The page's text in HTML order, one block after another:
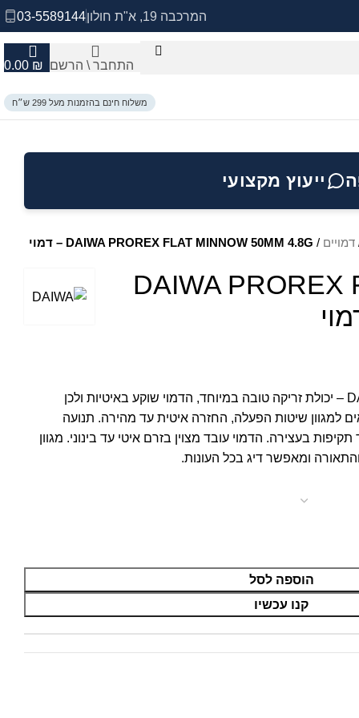
המרכבה 19, א"ת חולון 03-5589144
התחבר \ הרשם 0.00 ₪
משלוח חינם בהזמנות מעל 299 ש״ח
ייעוץ מקצועי
דמויים / DAIWA PROREX FLAT MINNOW 50MM 4.8G – דמוי
DAIWA PROREX
DAIWA PROREX FLAT MINNOW – יכולת זריקה טובה במיוחד, הדמוי שוקע באיטיות ולכן
למגוון שיטות הפעלה, החזרה איטית עד מהירה. תנועה
בעצירה. הדמוי עובד מצוין בזרם איטי עד בינוני. מגוון
ומאפשר דיג בכל העונות.
הוספה לסל
קנו עכשיו